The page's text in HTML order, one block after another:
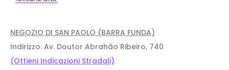
NEGOZIO DI SAN PAOLO (BARRA FUNDA)
Indirizzo: Av. Doutor Abrahão Ribeiro, 740
(Ottieni Indicazioni Stradali)